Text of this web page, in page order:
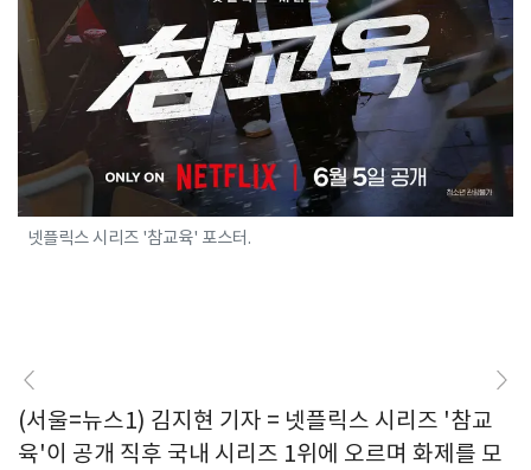
넷플릭스 시리즈 '참교육' 포스터.
(서울=뉴스1) 김지현 기자 = 넷플릭스 시리즈 '참교
육'이 공개 직후 국내 시리즈 1위에 오르며 화제를 모